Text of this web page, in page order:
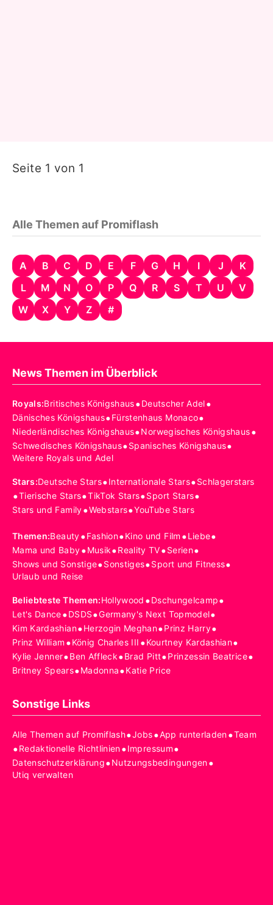
Seite 1 von 1
Alle Themen auf Promiflash
A B C D E F G H I J
K
L
M N O P Q R S T U
V
W
X Y Z #
News Themen im Überblick
Royals:Britisches Königshaus•Deutscher Adel•
Dänisches Königshaus•Fürstenhaus Monaco•
Niederländisches Königshaus•Norwegisches Königshaus•
Schwedisches Königshaus•Spanisches Königshaus•
Weitere Royals und Adel
Stars:Deutsche Stars•Internationale Stars•Schlagerstars
•Tierische Stars•TikTok Stars•Sport Stars•
Stars und Family•Webstars•YouTube Stars
Themen:Beauty•Fashion•Kino und Film •Liebe•
Mama und Baby•Musik•Reality TV•Serien•
Shows und Sonstige•Sonstiges•Sport und Fitness•
Urlaub und Reise
Beliebteste Themen:Hollywood •Dschungelcamp•
Let's Dance•DSDS•Germany's Next Topmodel•
Kim Kardashian•Herzogin Meghan•Prinz Harry•
Prinz William •König Charles III •Kourtney Kardashian•
Kylie Jenner•Ben Affleck•Brad Pitt•Prinzessin Beatrice•
Britney Spears•Madonna•Katie Price
Sonstige Links
Alle Themen auf Promiflash•Jobs•App runterladen•Team
•Redaktionelle Richtlinien•Impressum•
Datenschutzerklärung•Nutzungsbedingungen•
Utiq verwalten